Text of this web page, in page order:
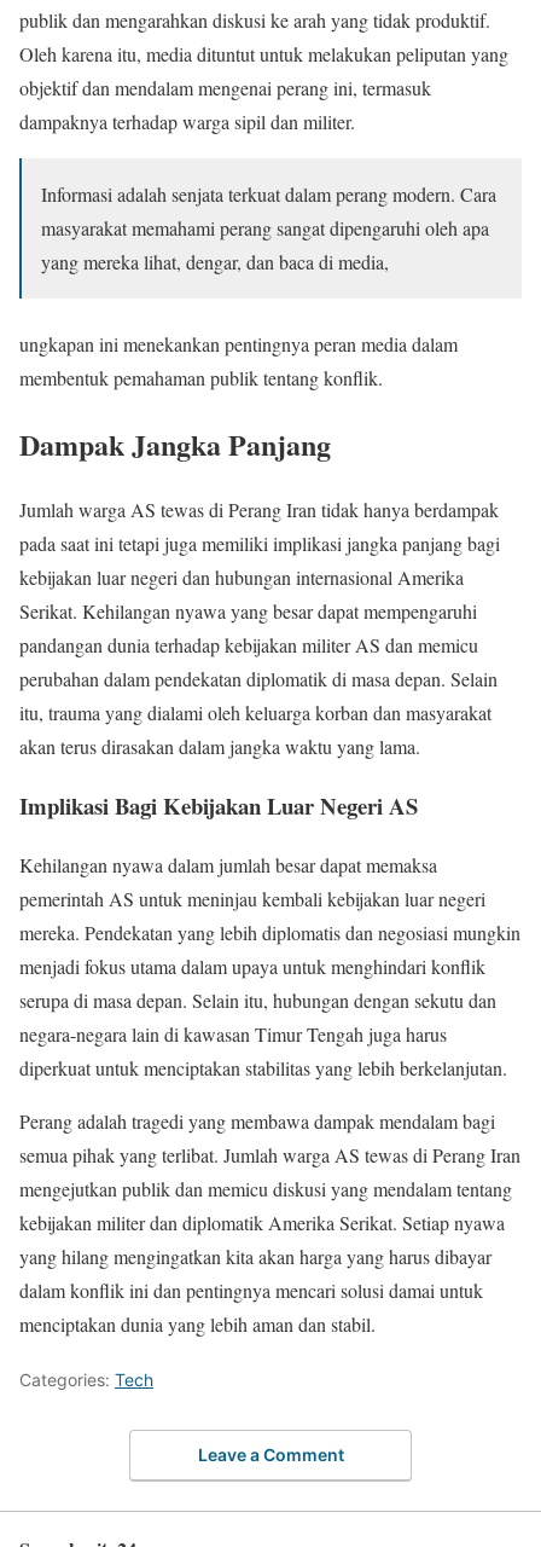
publik dan mengarahkan diskusi ke arah yang tidak produktif.
Oleh karena itu, media dituntut untuk melakukan peliputan yang
objektif dan mendalam mengenai perang ini, termasuk
dampaknya terhadap warga sipil dan militer.
Informasi adalah senjata terkuat dalam perang modern. Cara
masyarakat memahami perang sangat dipengaruhi oleh apa
yang mereka lihat, dengar, dan baca di media,
ungkapan ini menekankan pentingnya peran media dalam
membentuk pemahaman publik tentang konflik.
Dampak Jangka Panjang
Jumlah warga AS tewas di Perang Iran tidak hanya berdampak
pada saat ini tetapi juga memiliki implikasi jangka panjang bagi
kebijakan luar negeri dan hubungan internasional Amerika
Serikat. Kehilangan nyawa yang besar dapat mempengaruhi
pandangan dunia terhadap kebijakan militer AS dan memicu
perubahan dalam pendekatan diplomatik di masa depan. Selain
itu, trauma yang dialami oleh keluarga korban dan masyarakat
akan terus dirasakan dalam jangka waktu yang lama.
Implikasi Bagi Kebijakan Luar Negeri AS
Kehilangan nyawa dalam jumlah besar dapat memaksa
pemerintah AS untuk meninjau kembali kebijakan luar negeri
mereka. Pendekatan yang lebih diplomatis dan negosiasi mungkin
menjadi fokus utama dalam upaya untuk menghindari konflik
serupa di masa depan. Selain itu, hubungan dengan sekutu dan
negara-negara lain di kawasan Timur Tengah juga harus
diperkuat untuk menciptakan stabilitas yang lebih berkelanjutan.
Perang adalah tragedi yang membawa dampak mendalam bagi
semua pihak yang terlibat. Jumlah warga AS tewas di Perang Iran
mengejutkan publik dan memicu diskusi yang mendalam tentang
kebijakan militer dan diplomatik Amerika Serikat. Setiap nyawa
yang hilang mengingatkan kita akan harga yang harus dibayar
dalam konflik ini dan pentingnya mencari solusi damai untuk
menciptakan dunia yang lebih aman dan stabil.
Categories: Tech
Leave a Comment